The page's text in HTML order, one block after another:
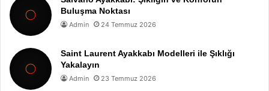
Buluşma Noktası
Admin 24 Temmuz 2026
Saint Laurent Ayakkabı Modelleri ile Şıklığı
Yakalayın
Admin 23 Temmuz 2026